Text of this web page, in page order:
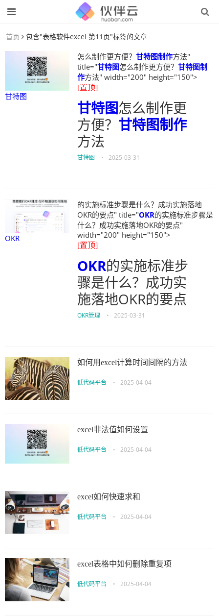
首页 包含"表格软件excel 第11页"标签的文章
甘特图
怎么制作更方便？ 甘特图制作方法"
title="甘特图怎么制作更方便？ 甘特图制
作方法" width="200" height="150">
[置顶]
甘特图怎么制作更
方便？ 甘特图制作
方法
甘特图 • 2025-03-31
OKR
的实施标准步骤是什么？成功实施落地
OKR的要点" title="OKR的实施标准步骤是
什么？成功实施落地OKR的要点"
width="200" height="150">
[置顶]
OKR的实施标准步
骤是什么？成功实
施落地OKR的要点
OKR管理 • 2025-03-31
如何用excel计算时间间隔的方法
低代码平台 • 2025-04-04
excel非法值如何设置
低代码平台 • 2025-04-04
excel如何快速求和
低代码平台 • 2025-04-04
excel表格中如何删除重复项
低代码平台 • 2025-04-04